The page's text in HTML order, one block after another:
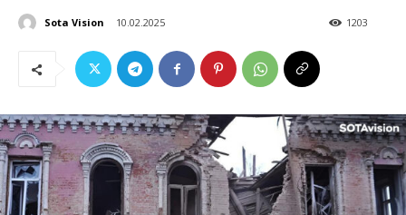
Sota Vision 10.02.2025 1203